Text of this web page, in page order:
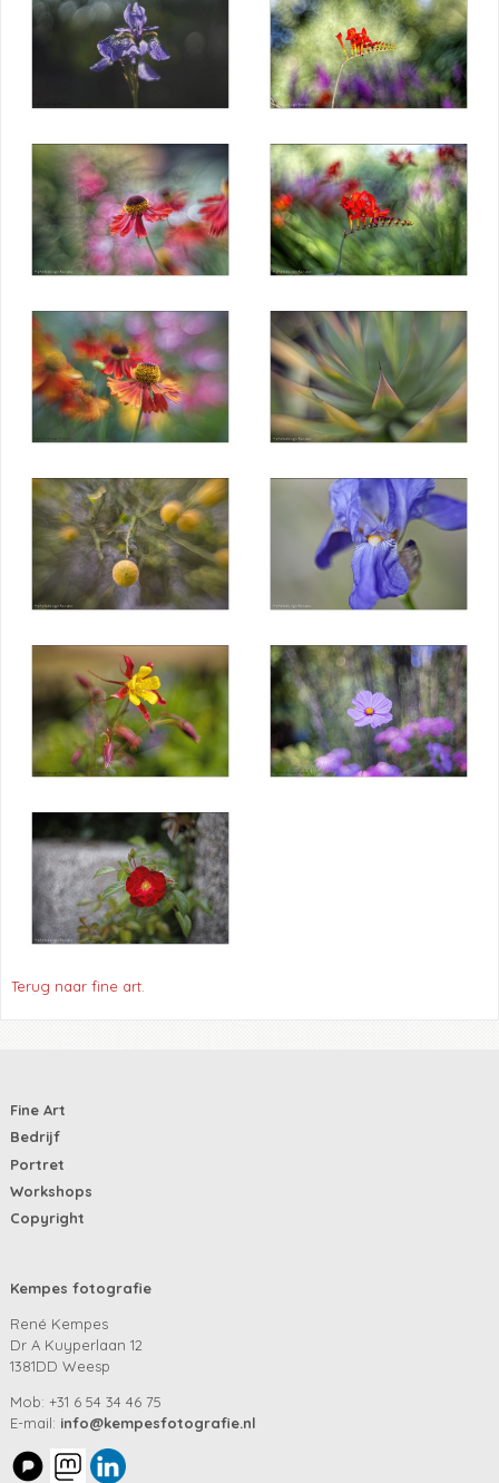
Terug naar fine art.
Fine Art
Bedrijf
Portret
Workshops
Copyright
Kempes fotografie
René Kempes
Dr A Kuyperlaan 12
1381DD Weesp
Mob: +31 6 54 34 46 75
E-mail: info@kempesfotografie.nl